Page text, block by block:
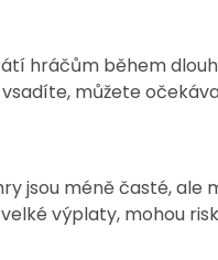
hráčům během
můžete
jsou méně časté,
výplaty, mohou